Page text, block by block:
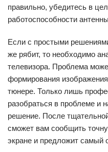
правильно, убедитесь в
работоспособности
Если с простыми
же рябит, то необходимо
телевизора. Проблема
формирования
тюнере. Только лишь
разобраться в проблеме и
решение. После
сможет вам сообщить
экране и предложит самый